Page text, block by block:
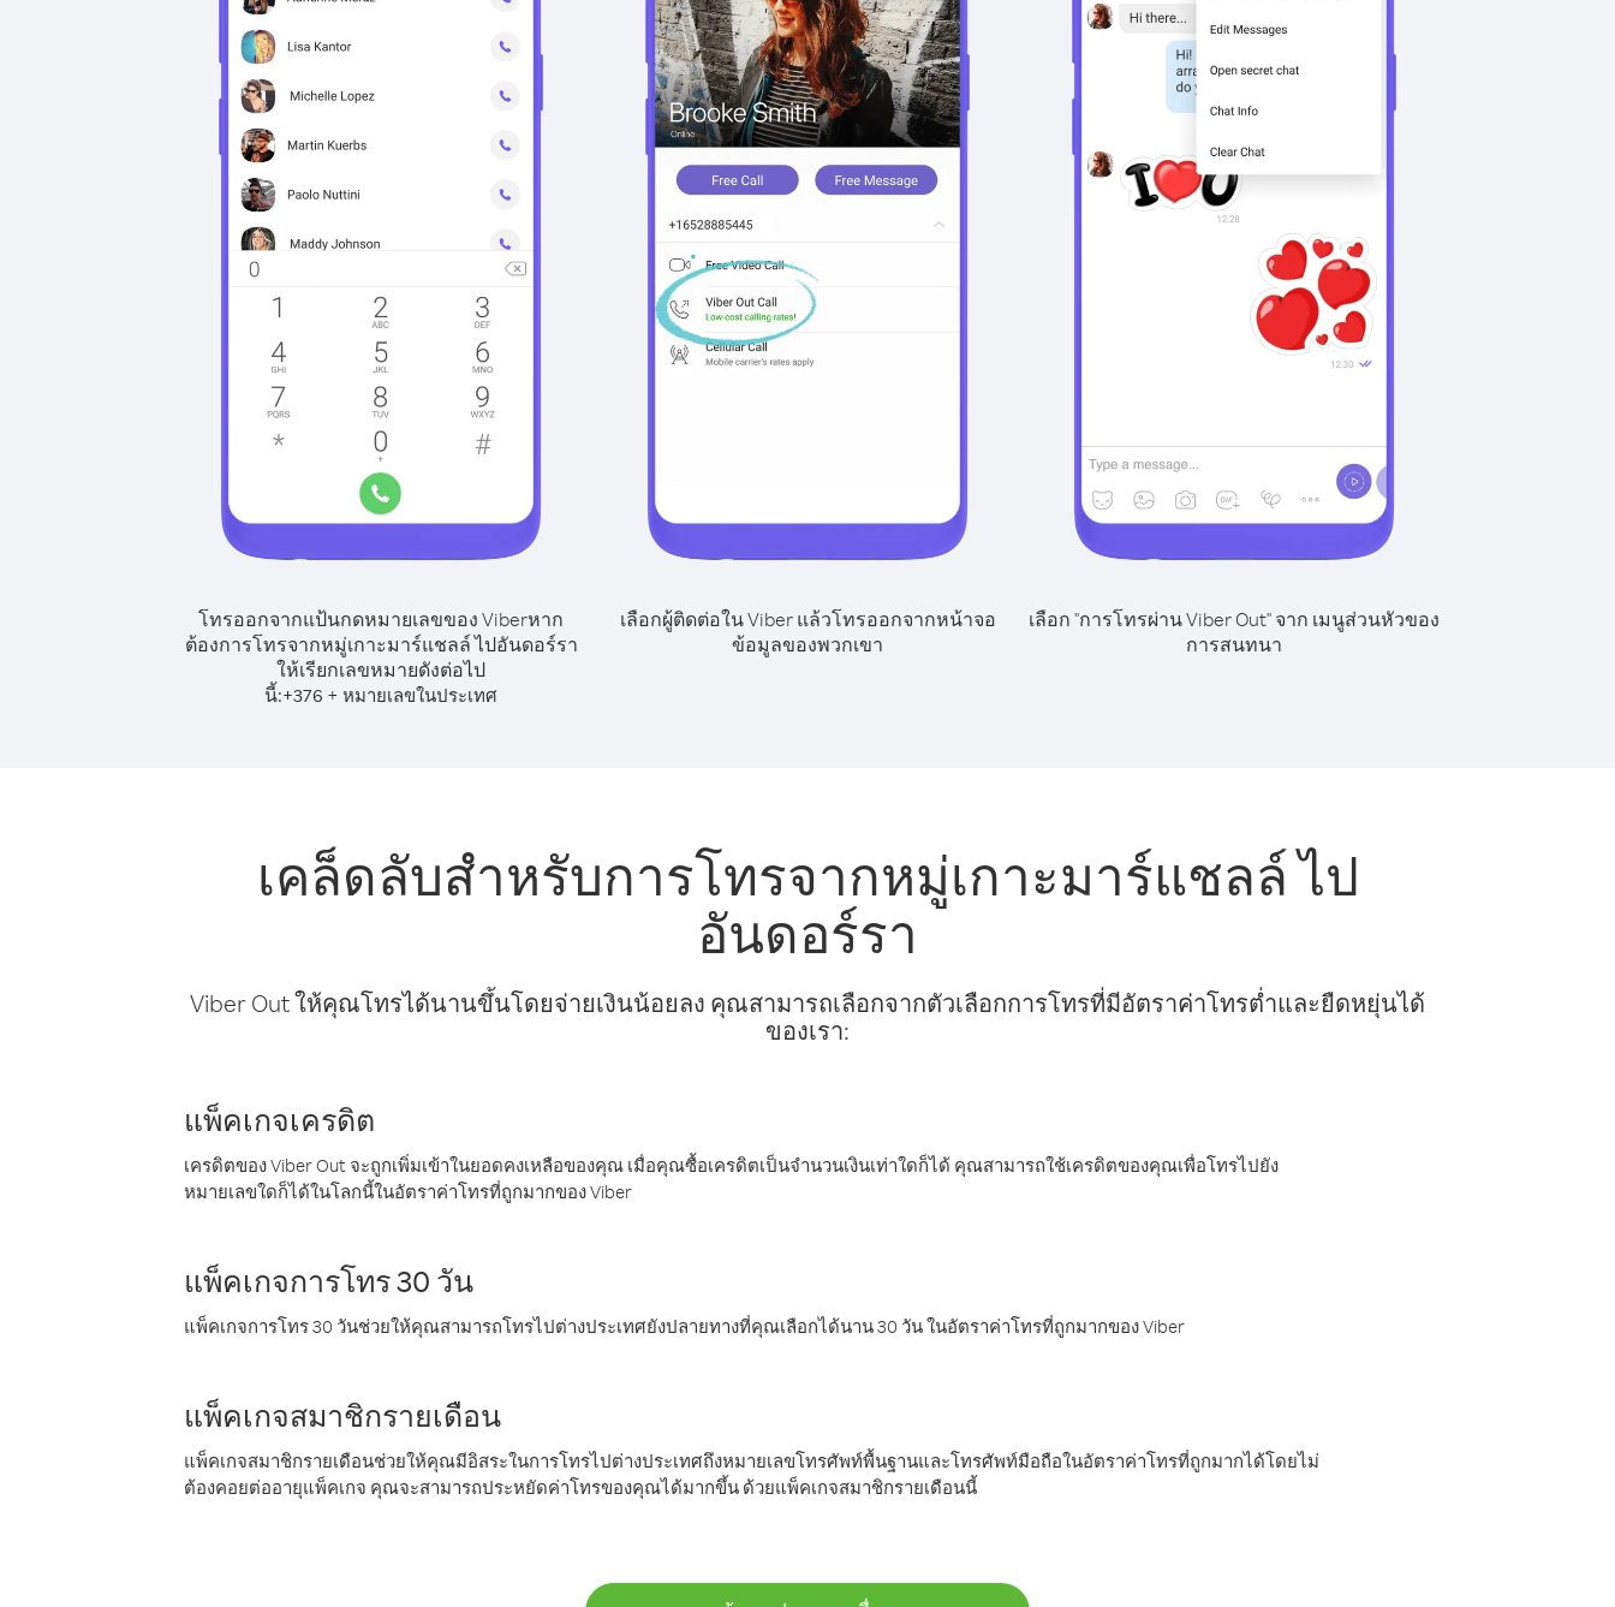
โทรออกจากแป้นกดหมายเลขของ Viberหาก
ต้องการโทรจากหมู่เกาะมาร์แชลล์ ไปอันดอร์รา
ให้เรียกเลขหมายดังต่อไป
นี้:+376 + หมายเลขในประเทศ
เลือกผู้ติดต่อใน Viber แล้วโทรออกจากหน้าจอ
ข้อมูลของพวกเขา
เลือก "การโทรผ่าน Viber Out" จาก เมนูส่วนหัวของ
การสนทนา
เคล็ดลับสำหรับการโทรจากหมู่เกาะมาร์แชลล์ ไป
อันดอร์รา
Viber Out ให้คุณโทรได้นานขึ้นโดยจ่ายเงินน้อยลง คุณสามารถเลือกจากตัวเลือกการโทรที่มีอัตราค่าโทรต่ำและยืดหยุ่นได้
ของเรา:
แพ็คเกจเครดิต
เครดิตของ Viber Out จะถูกเพิ่มเข้าในยอดคงเหลือของคุณ เมื่อคุณซื้อเครดิตเป็นจำนวนเงินเท่าใดก็ได้ คุณสามารถใช้เครดิตของคุณเพื่อโทรไปยัง
หมายเลขใดก็ได้ในโลกนี้ในอัตราค่าโทรที่ถูกมากของ Viber
แพ็คเกจการโทร 30 วัน
แพ็คเกจการโทร 30 วันช่วยให้คุณสามารถโทรไปต่างประเทศยังปลายทางที่คุณเลือกได้นาน 30 วัน ในอัตราค่าโทรที่ถูกมากของ Viber
แพ็คเกจสมาชิกรายเดือน
แพ็คเกจสมาชิกรายเดือนช่วยให้คุณมีอิสระในการโทรไปต่างประเทศถึงหมายเลขโทรศัพท์พื้นฐานและโทรศัพท์มือถือในอัตราค่าโทรที่ถูกมากได้โดยไม่
ต้องคอยต่ออายุแพ็คเกจ คุณจะสามารถประหยัดค่าโทรของคุณได้มากขึ้น ด้วยแพ็คเกจสมาชิกรายเดือนนี้